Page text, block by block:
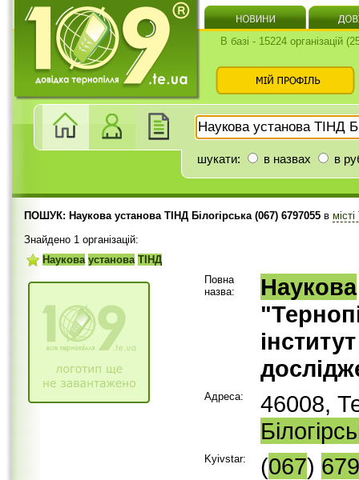
В базі - 15224 організацій
шукати: в назвах в
ПОШУК: Наукова установа ТІНД Білогірська (067) 6797055 в
Знайдено 1 організацій:
Наукова установа ТІНД
Повна
назва:
Наукова
Адреса:
46008,
Kyivstar: (067)